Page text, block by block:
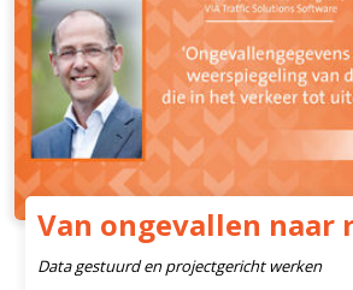
Van ongevallen naar
Data gestuurd en projectgericht werken